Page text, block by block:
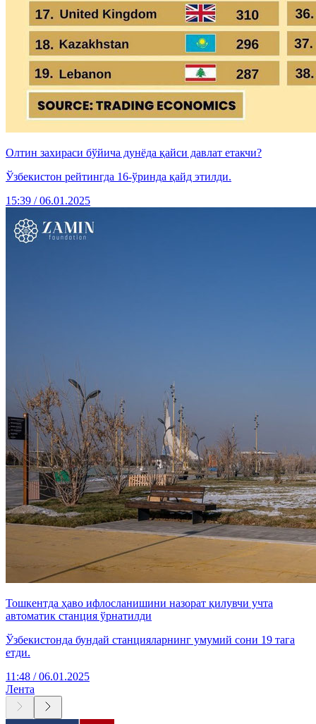
Олтин захираси бўйича дунёда қайси давлат етакчи?
Ўзбекистон рейтингда 16-ўринда қайд этилди.
15:39 / 06.01.2025
Тошкентда ҳаво ифлосланишини назорат қилувчи учта
автоматик станция ўрнатилди
Ўзбекистонда бундай станцияларнинг умумий сони 19 тага
етди.
11:48 / 06.01.2025
Лента